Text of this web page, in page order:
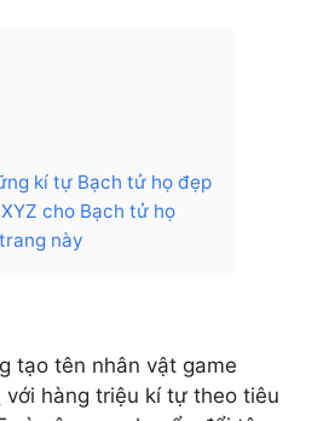
kí tự Bạch tử họ đẹp
cho Bạch tử họ
này
tạo tên nhân vật game
với hàng triệu kí tự theo tiêu